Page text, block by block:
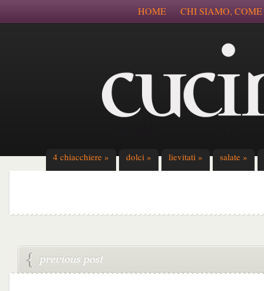
HOME CHI SIAMO,
4 chiacchiere » dolci » lievitati » salate »